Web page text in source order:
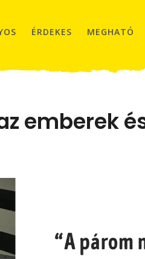
ÉRDEKES MEGHATÓ
emberek